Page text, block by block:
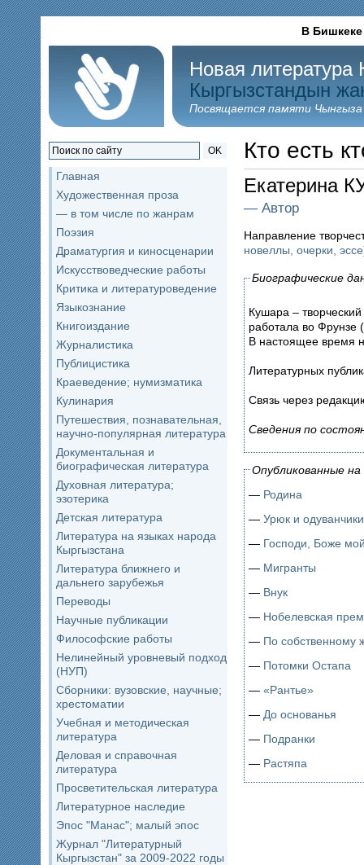
В Бишкеке
Новая литература
Кыргызстандын
Посвящается памяти
OK
Главная
Художественная проза
— в том числе по жанрам
Поэзия
Драматургия и киносценарии
Искусствоведческие работы
Критика и литературоведение
Языкознание
Книгоиздание
Журналистика
Публицистика
Краеведение; нумизматика
Кулинария
Путешествия, познавательная,
научно-популярная литература
Документальная и
биографическая литература
Духовная литература;
эзотерика
Детская литература
Литература на языках народа
Кыргызстана
Литература ближнего и
дальнего зарубежья
Переводы
Научные публикации
Философские работы
Нелинейный уровневый подход
(НУП)
Сборники: вузовские, научные;
хрестоматии
Учебная и методическая
литература
Деловая и справочная
литература
Просветительская литература
Литературное наследие
Эпос "Манас"; малый эпос
Журнал "Литературный
Кыргызстан" за 2009-2022 годы
Кто есть
Екатерина
— Автор
Направление
новеллы, очерки,
Биографические
Кушара –
работала во Фрунзе
В настоящее время
Литературных
Связь через
Сведения по
Опубликованные
— Родина
— Урюк и одуванчики
— Господи, Боже
— Мигранты
— Внук
— Нобелевская
— По собственному
— Потомки Остапа
— «Рантье»
— До основанья
— Подранки
— Растяпа